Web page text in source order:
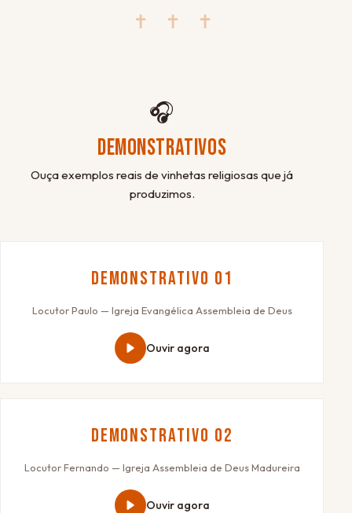
✝ ✝ ✝
🎧
DEMONSTRATIVOS
Ouça exemplos reais de vinhetas religiosas que já
produzimos.
Demonstrativo 01
Locutor Paulo — Igreja Evangélica Assembleia de Deus
Ouvir agora
Demonstrativo 02
Locutor Fernando — Igreja Assembleia de Deus Madureira
Ouvir agora